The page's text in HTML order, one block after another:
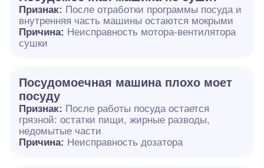
Признак: После отработки программы посуда и
внутренняя часть машины остаются мокрыми
Причина: Неисправность мотора-вентилятора
сушки
Посудомоечная машина плохо моет
посуду
Признак: После работы посуда остается
грязной: остатки пищи, жирные разводы,
недомытые части
Причина: Неисправность дозатора